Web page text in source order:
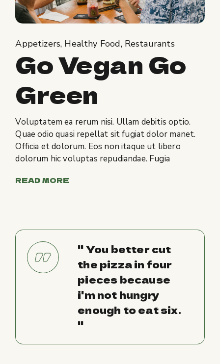
Appetizers Healthy Food Restaurants
Go Vegan Go
Green
Voluptatem ea rerum nisi. Ullam debitis optio.
Quae odio quasi repellat sit fugiat dolor manet.
Officia et dolorum. Eos non itaque ut libero
dolorum hic voluptas repudiandae. Fugia
READ MORE
'' You better cut
the pizza in four
pieces because
i'm not hungry
enough to eat six.
''